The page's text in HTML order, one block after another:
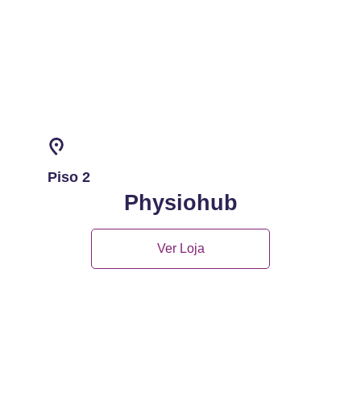
Piso 2
Physiohub
Ver Loja